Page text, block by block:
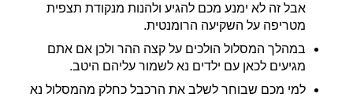
אבל זה לא ימנע מכם להגיע ולהנות מנקודת תצפית
מטריפה על השקיעה הרומנטית.
במהלך המסלול הולכים על קצה ההר ולכן אם אתם
מגיעים לכאן עם ילדים נא לשמור עליהם היטב.
למי מכם שבוחר לשלב את הרכבל כחלק מהמסלול נא